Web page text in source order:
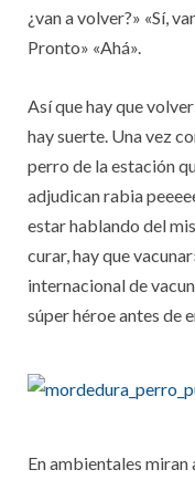
¿van a volver?» «Sí,
Pronto» «Ahá».
Así que hay que
hay suerte. Una vez
perro de la estación
adjudican rabia
estar hablando del
curar, hay que
internacional de
súper héroe antes de
En ambientales